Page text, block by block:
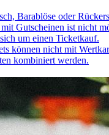
Barablöse oder
Gutscheinen ist nicht
um einen Ticketkauf.
können nicht mit
kombiniert werden.